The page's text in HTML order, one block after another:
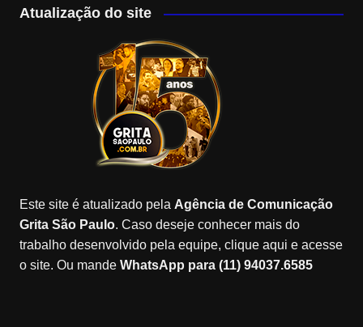
c
a
m
T
o
k
o
gl
e
M
a
p
s
tt
er
u
u
b
e
C
a
n
n
el
Atualização do site
Este site é atualizado pela Agência de Comunicação
Grita São Paulo. Caso deseje conhecer mais do
trabalho desenvolvido pela equipe, clique aqui e acesse
o site. Ou mande WhatsApp para (11) 94037.6585